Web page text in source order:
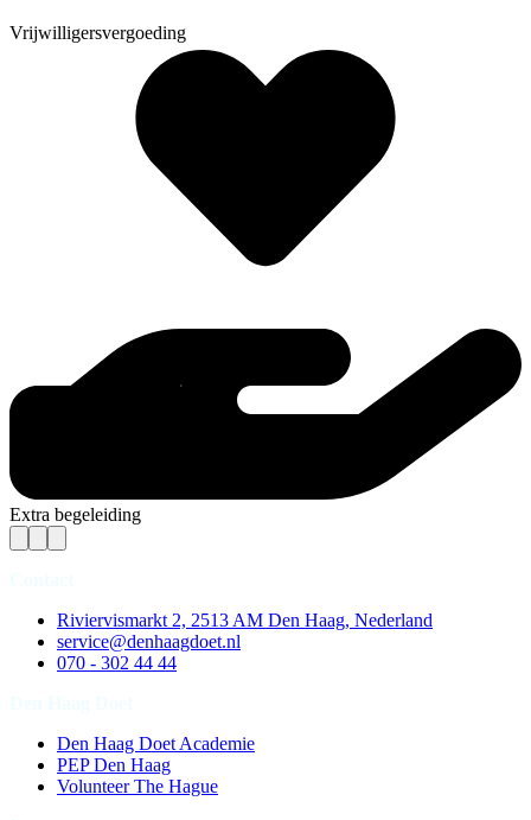
Vrijwilligersvergoeding
Extra begeleiding
Riviervismarkt 2, 2513 AM Den Haag, Nederland
service@denhaagdoet.nl
070 - 302 44 44
Den Haag Doet Academie
PEP Den Haag
Volunteer The Hague